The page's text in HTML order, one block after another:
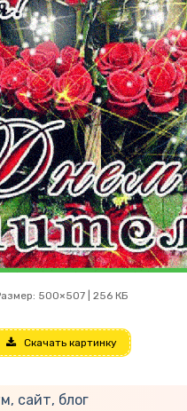
500×507 | 256 КБ
Скачать картинку
сайт, блог